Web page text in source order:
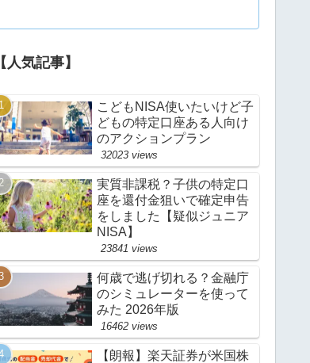
【人気記事】
こどもNISA使いたいけど子
どもの特定口座ある人向け
のアクションプラン
32023 views
実質非課税？子供の特定口
座を還付金狙いで確定申告
をしました【疑似ジュニア
NISA】
23841 views
何歳で逃げ切れる？金融庁
のシミュレーターを使って
みた 2026年版
16462 views
【朗報】楽天証券が米国株